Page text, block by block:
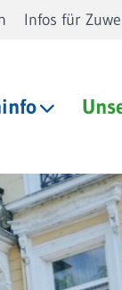
Infos für